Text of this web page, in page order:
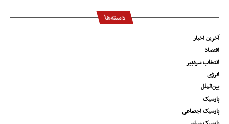
دسته‌ها
آخرین اخبار
اقتصاد
انتخاب سردبیر
انرژی
بین‌الملل
پارسیک
پارسیک اجتماعی